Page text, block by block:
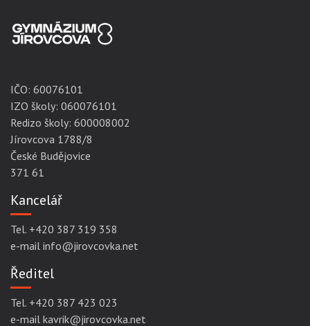
IČO: 60076101
IZO školy: 060076101
Redizo školy: 600008002
Jírovcova 1788/8
České Budějovice
371 61
Kancelář
Tel. +420 387 319 358
e-mail info@jirovcovka.net
Ředitel
Tel. +420 387 423 023
e-mail kavrik@jirovcovka.net